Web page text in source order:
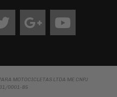
twitter googleYoutube
MOTOCICLETAS LTDA ME CNPJ
0001-85